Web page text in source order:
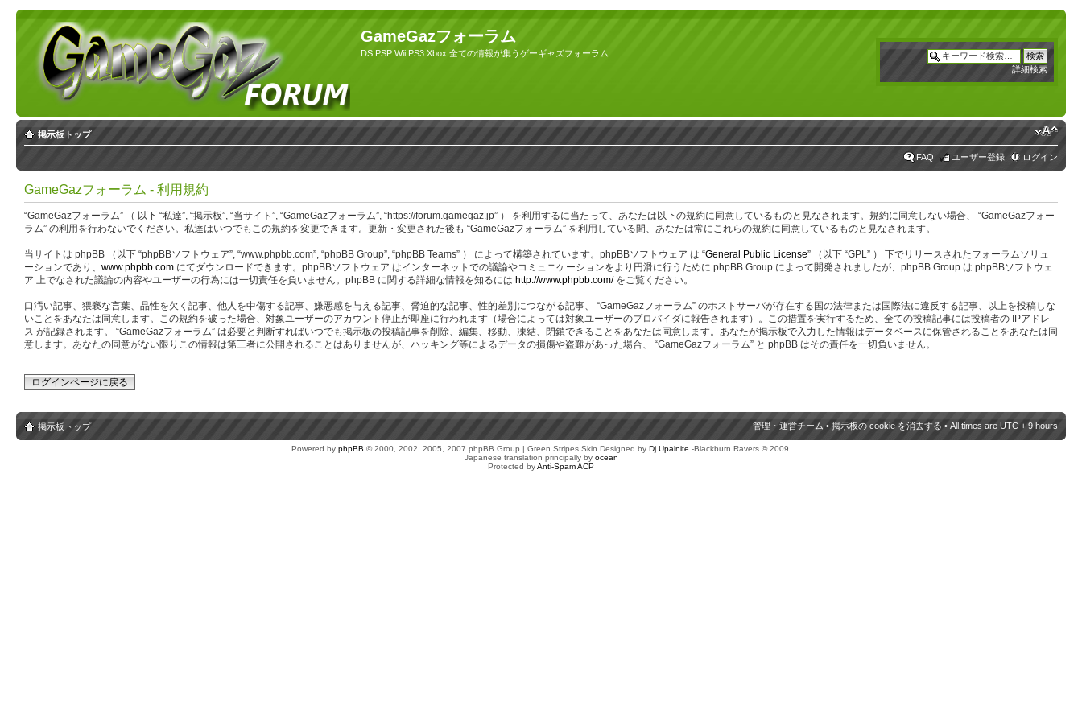
GameGazフォーラム
DS PSP Wii PS3 Xbox 全ての情報が集うゲーギャズフォーラム
詳細検索
掲示板トップ
FAQ ユーザー登録 ログイン
GameGazフォーラム - 利用規約
“GameGazフォーラム” （ 以下 “私達”, “掲示板”, “当サイト”, “GameGazフォーラム”, “https://forum.gamegaz.jp” ） を利用するに当たって、あなたは以下の規約に同意しているものと見なされます。規約に同意しない場合、 “GameGazフォー
ラム” の利用を行わないでください。私達はいつでもこの規約を変更できます。更新・変更された後も “GameGazフォーラム” を利用している間、あなたは常にこれらの規約に同意しているものと見なされます。
当サイトは phpBB （以下 “phpBBソフトウェア”, “www.phpbb.com”, “phpBB Group”, “phpBB Teams” ） によって構築されています。phpBBソフトウェア は “General Public License” （以下 “GPL” ） 下でリリースされたフォーラムソリュ
ーションであり、 www.phpbb.com にてダウンロードできます。phpBBソフトウェア はインターネットでの議論やコミュニケーションをより円滑に行うために phpBB Group によって開発されましたが、phpBB Group は phpBBソフトウェ
ア 上でなされた議論の内容やユーザーの行為には一切責任を負いません。phpBB に関する詳細な情報を知るには http://www.phpbb.com/をご覧ください。
口汚い記事、猥褻な言葉、品性を欠く記事、他人を中傷する記事、嫌悪感を与える記事、脅迫的な記事、性的差別につながる記事、 “GameGazフォーラム” のホストサーバが存在する国の法律または国際法に違反する記事、以上を投稿しな
いことをあなたは同意します。この規約を破った場合、対象ユーザーのアカウント停止が即座に行われます（場合によっては対象ユーザーのプロバイダに報告されます）。この措置を実行するため、全ての投稿記事には投稿者の IPアドレ
ス が記録されます。 “GameGazフォーラム” は必要と判断すればいつでも掲示板の投稿記事を削除、編集、移動、凍結、閉鎖できることをあなたは同意します。あなたが掲示板で入力した情報はデータベースに保管されることをあなたは同
意します。あなたの同意がない限りこの情報は第三者に公開されることはありませんが、ハッキング等によるデータの損傷や盗難があった場合、 “GameGazフォーラム” と phpBB はその責任を一切負いません。
ログインページに戻る
掲示板トップ 管理・運営チーム • 掲示板の cookie を消去する • All times are UTC + 9 hours
Powered by phpBB © 2000, 2002, 2005, 2007 phpBB Group | Green Stripes Skin Designed by Dj Upalnite -Blackburn Ravers © 2009.
Japanese translation principally by ocean
Protected byAnti-Spam ACP